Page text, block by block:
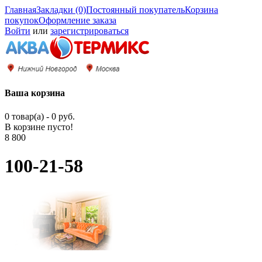
ГлавнаяЗакладки (0)Постоянный покупательКорзина
покупокОформление заказа
Войти или зарегистрироваться
Ваша корзина
0 товар(а) - 0 руб.
В корзине пусто!
8 800
100-21-58